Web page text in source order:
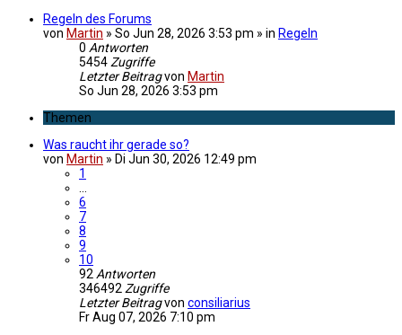
Regeln des Forums
von Martin » So Jun 28, 2026 3:53 pm » in Regeln
0 Antworten
5454 Zugriffe
Letzter Beitragvon Martin
So Jun 28, 2026 3:53 pm
Themen
Was raucht ihr gerade so?
von Martin » Di Jun 30, 2026 12:49 pm
1
6
7
8
9
10
92 Antworten
346492 Zugriffe
Letzter Beitragvon consiliarius
Fr Aug 07, 2026 7:10 pm